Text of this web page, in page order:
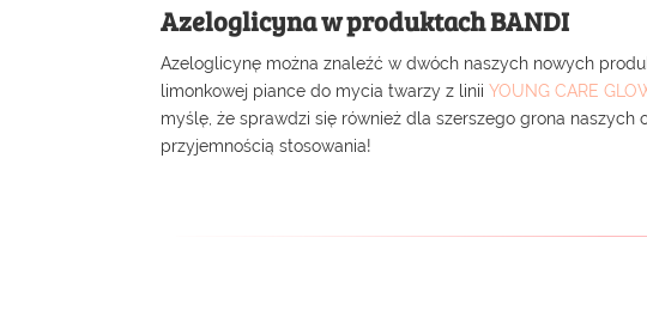
Azeloglicyna w produktach BANDI
Azeloglicynę można znaleźć w dwóch naszych nowych
limonkowej piance do mycia twarzy z liniiYOUNG CARE
myślę, że sprawdzi się również dla szerszego grona
przyjemnością stosowania!